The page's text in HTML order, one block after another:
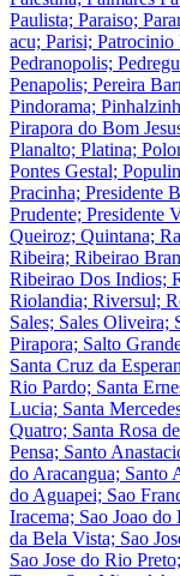
Paulista; Paraiso;
acu; Parisi; Patrocinio
Pedranopolis;
Penapolis; Pereira
Pindorama;
Pirapora do Bom
Planalto; Platina;
Pontes Gestal;
Pracinha; Presidente
Prudente; Presidente
Queiroz; Quintana;
Ribeira; Ribeirao
Ribeirao Dos Indios;
Riolandia; Riversul;
Sales; Sales Oliveira;
Pirapora; Salto
Santa Cruz da
Rio Pardo; Santa
Lucia; Santa
Quatro; Santa Rosa
Pensa; Santo
do Aracangua; Santo
do Aguapei; Sao
Iracema; Sao Joao
da Bela Vista; Sao
Sao Jose do Rio